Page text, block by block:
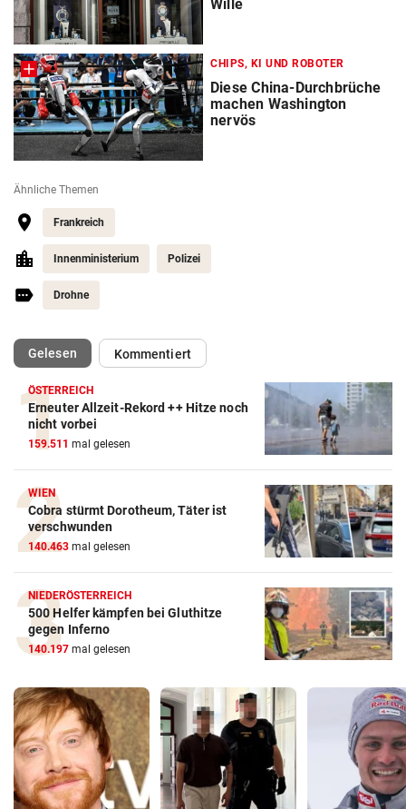
Wille
CHIPS, KI UND ROBOTER
Diese China-Durchbrüche
machen Washington
nervös
Ähnliche Themen
Frankreich
Innenministerium Polizei
Drohne
Gelesen(ausgewählt)Kommentiert
ÖSTERREICH
Erneuter Allzeit-Rekord ++ Hitze noch
nicht vorbei
159.511 mal gelesen
WIEN
Cobra stürmt Dorotheum, Täter ist
verschwunden
140.463 mal gelesen
NIEDERÖSTERREICH
500 Helfer kämpfen bei Gluthitze
gegen Inferno
140.197 mal gelesen